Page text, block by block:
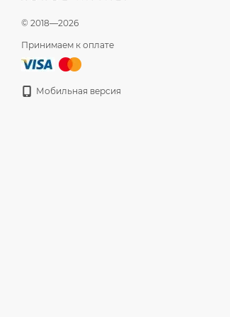
© 2018—2026
Принимаем к оплате
Мобильная версия